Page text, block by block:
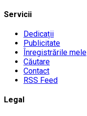
Servicii
Dedicații
Publicitate
Înregistrările mele
Căutare
Contact
RSS Feed
Legal